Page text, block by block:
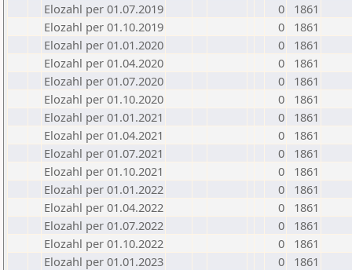
Elozahl per 01.07.2019
0
1861
Elozahl per 01.10.2019
0
1861
Elozahl per 01.01.2020
0
1861
Elozahl per 01.04.2020
0
1861
Elozahl per 01.07.2020
0
1861
Elozahl per 01.10.2020
0
1861
Elozahl per 01.01.2021
0
1861
Elozahl per 01.04.2021
0
1861
Elozahl per 01.07.2021
0
1861
Elozahl per 01.10.2021
0
1861
Elozahl per 01.01.2022
0
1861
Elozahl per 01.04.2022
0
1861
Elozahl per 01.07.2022
0
1861
Elozahl per 01.10.2022
0
1861
Elozahl per 01.01.2023
0
1861